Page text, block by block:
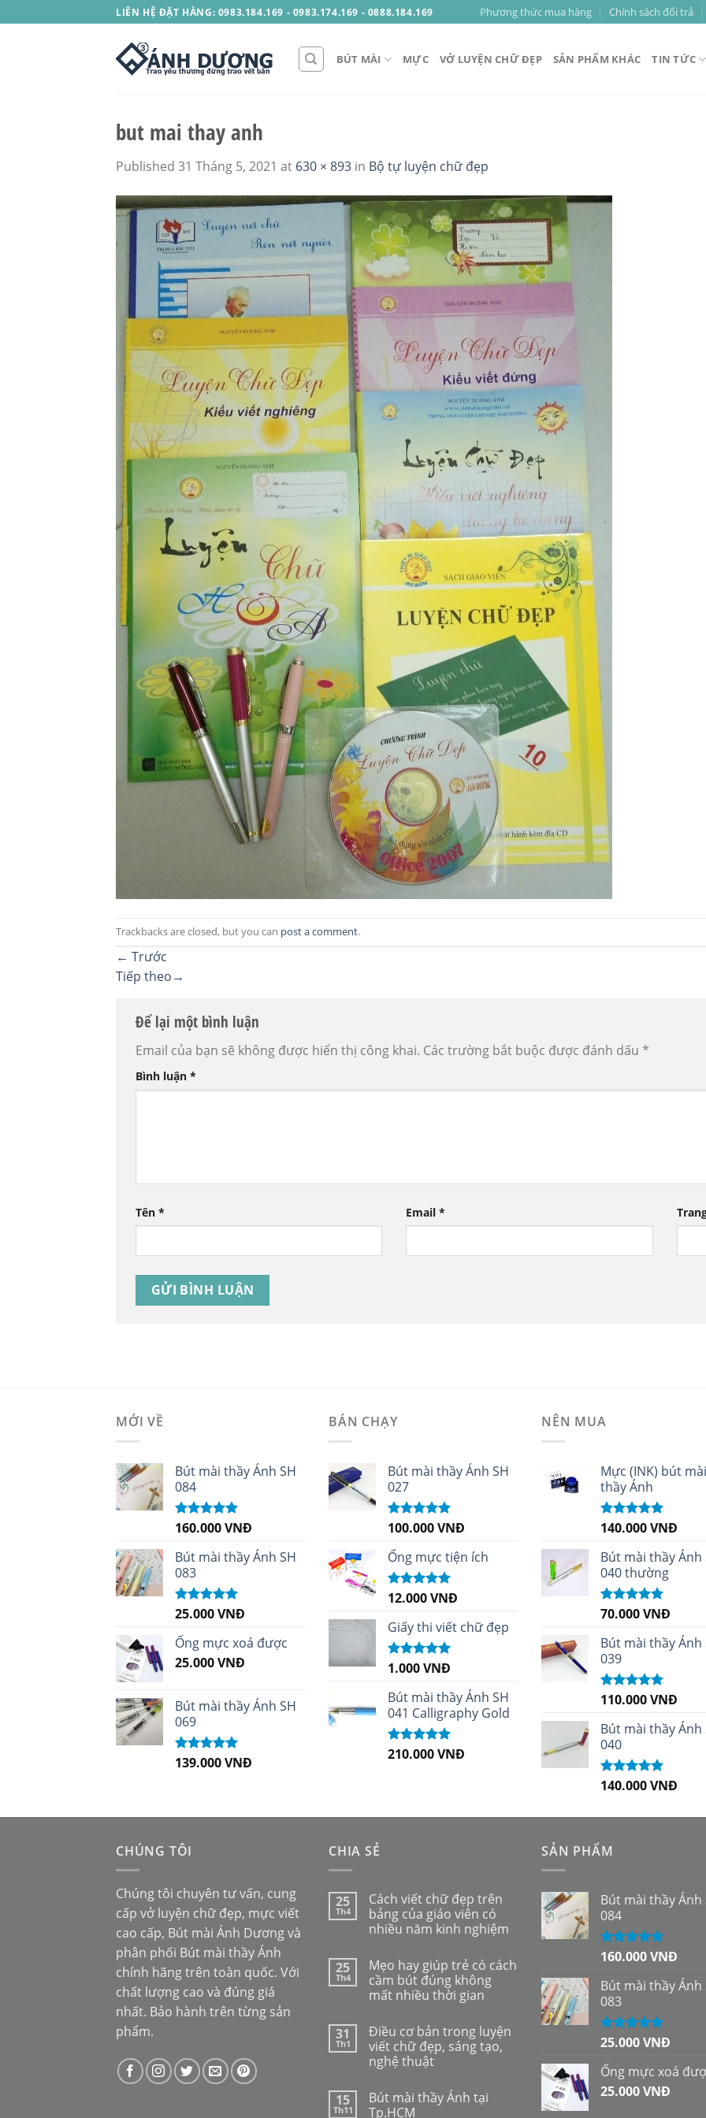
to
LIÊN HỆ ĐẶT HÀNG: 0983.184.169 - 0983.174.169 - 0888.184.169 Phương thức mua hàng Chính sách đổi trả
BÚT MÀI MỰC VỞ LUYỆN CHỮ ĐẸP SẢN PHẨM KHÁC TIN TỨC
but mai thay anh
Published 31 Tháng 5, 2021 at 630 × 893 in Bộ tự luyện chữ đẹp
Trackbacks are closed, but you can post a comment.
← Trước
Tiếp theo→
Để lại một bình luận
Email của bạn sẽ không được hiển thị công khai. Các trường bắt buộc được đánh dấu *
Bình luận *
Tên * Email*
MỚI VỀ
Bút mài thầy Ánh SH
084
Được xếp
sao
160.000VNĐ
Bút mài thầy Ánh SH
083
Được xếp
sao
25.000VNĐ
Ống mực xoá được
25.000VNĐ
Bút mài thầy Ánh SH
069
Được xếp
139.000VNĐ
BÁN CHẠY
Bút mài thầy Ánh SH
027
Được xếp
sao
100.000VNĐ
Ống mực tiện ích
Được xếp
sao
12.000VNĐ
Giấy thi viết chữ đẹp
Được xếp
sao
1.000VNĐ
Bút mài thầy Ánh SH
041 Calligraphy Gold
Được xếp
210.000VNĐ
NÊN MUA
Mực (INK) bút mài
thầy Ánh
Được xếp
sao
140.000VNĐ
Bút mài thầy Ánh
040 thường
Được xếp
sao
70.000VNĐ
Bút mài thầy Ánh
039
Được xếp
sao
110.000VNĐ
Bút mài thầy Ánh
040
Được xếp
140.000VNĐ
CHÚNG TÔI
Chúng tôi chuyên tư vấn, cung
cấp vở luyện chữ đẹp, mực viết
cao cấp, Bút mài Ánh Dươngvà
phân phối Bút mài thầy Ánh
chính hãng trên toàn quốc. Với
chất lượng cao và đúng giá
nhất. Bảo hành trên từng sản
phẩm.
CHIA SẺ
25
Th4
Cách viết chữ đẹp trên
bảng của giáo viên có
nhiều năm kinh nghiệm
25
Th4
Mẹo hay giúp trẻ có cách
cầm bút đúng không
mất nhiều thời gian
31
Th1
Điều cơ bản trong luyện
viết chữ đẹp, sáng tạo,
nghệ thuật
15
Th11
Bút mài thầy Ánh tại
Tp.HCM
SẢN PHẨM
Bút mài thầy Ánh
084
Được xếp
sao
160.000VNĐ
Bút mài thầy Ánh
083
Được xếp
sao
25.000VNĐ
Ống mực xoá
25.000VNĐ